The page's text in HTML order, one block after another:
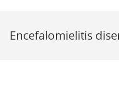
Encefalomielitis